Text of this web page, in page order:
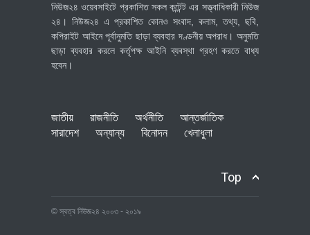
নিউজ২৪ ওয়েবসাইটে প্রকাশিত সকল কন্টেন্ট এর সত্ত্বাধিকারী নিউজ
২৪। নিউজ২৪ এ প্রকাশিত কোনও সংবাদ, কলাম, তথ্য, ছবি,
কপিরাইট আইনে পূর্বানুমতি ছাড়া ব্যবহার দণ্ডনীয় অপরাধ। অনুমতি
ছাড়া ব্যবহার করলে কর্তৃপক্ষ আইনি ব্যবস্থা গ্রহণ করতে বাধ্য
হবেন।
জাতীয় রাজনীতি অর্থনীতি
আন্তর্জাতিক
সারাদেশ
অন্যান্য বিনোদন খেলাধুলা
Top
© স্বত্ব নিউজ২৪ ২০০৩ - ২০১৯